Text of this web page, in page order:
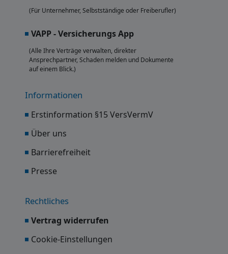
(Für Unternehmer, Selbstständige oder Freiberufler)
VAPP - Versicherungs App
(Alle Ihre Verträge verwalten, direkter
Ansprechpartner, Schaden melden und Dokumente
auf einem Blick.)
Informationen
Erstinformation §15 VersVermV
Über uns
Barrierefreiheit
Presse
Rechtliches
Vertrag widerrufen
Cookie-Einstellungen